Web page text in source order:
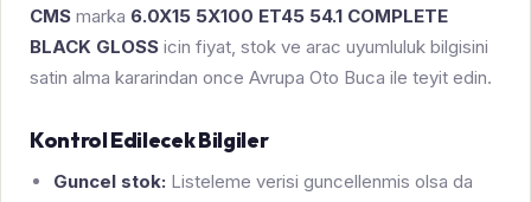
CMS marka 6.0X15 5X100 ET45 54.1 COMPLETE
BLACK GLOSS icin fiyat, stok ve arac uyumluluk bilgisini
satin alma kararindan once Avrupa Oto Buca ile teyit edin.
Kontrol Edilecek Bilgiler
Guncel stok: Listeleme verisi guncellenmis olsa da